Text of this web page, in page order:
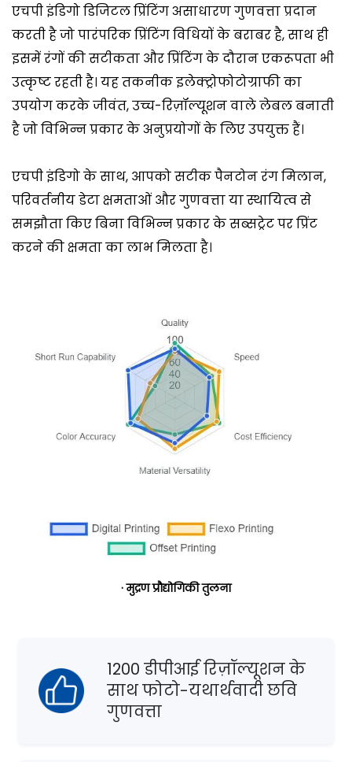
एचपी इंडिगो डिजिटल प्रिंटिंग असाधारण गुणवत्ता प्रदान
करती है जो पारंपरिक प्रिंटिंग विधियों के बराबर है, साथ ही
इसमें रंगों की सटीकता और प्रिंटिंग के दौरान एकरूपता भी
उत्कृष्ट रहती है। यह तकनीक इलेक्ट्रोफोटोग्राफी का
उपयोग करके जीवंत, उच्च-रिज़ॉल्यूशन वाले लेबल बनाती
है जो विभिन्न प्रकार के अनुप्रयोगों के लिए उपयुक्त हैं।
एचपी इंडिगो के साथ, आपको सटीक पैनटोन रंग मिलान,
परिवर्तनीय डेटा क्षमताओं और गुणवत्ता या स्थायित्व से
समझौता किए बिना विभिन्न प्रकार के सब्सट्रेट पर प्रिंट
करने की क्षमता का लाभ मिलता है।
· मुद्रण प्रौद्योगिकी तुलना
1200 डीपीआई रिज़ॉल्यूशन के
साथ फोटो-यथार्थवादी छवि
गुणवत्ता